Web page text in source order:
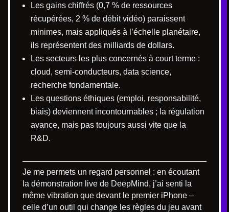
Les gains chiffrés (0,7 % de ressources
récupérées, 2 % de débit vidéo) paraissent
minimes, mais appliqués à l’échelle planétaire,
ils représentent des milliards de dollars.
Les secteurs les plus concernés à court terme :
cloud, semi-conducteurs, data science,
recherche fondamentale.
Les questions éthiques (emploi, responsabilité,
biais) deviennent incontournables ; la régulation
avance, mais pas toujours aussi vite que la
R&D.
Je me permets un regard personnel : en écoutant
la démonstration live de DeepMind, j’ai senti la
même vibration que devant le premier iPhone –
celle d’un outil qui change les règles du jeu avant